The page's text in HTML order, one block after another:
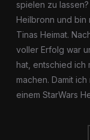
spielen zu
Heilbronn und bin
Tinas Heimat.
voller Erfolg war
hat, entschied ich
machen. Damit
einem StarWars